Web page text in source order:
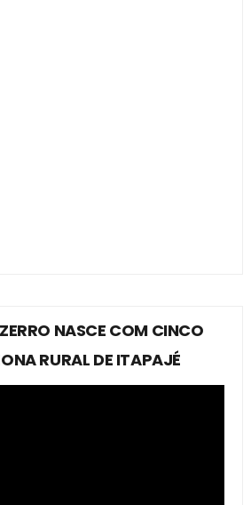
NASCE COM CINCO
RURAL DE ITAPAJÉ